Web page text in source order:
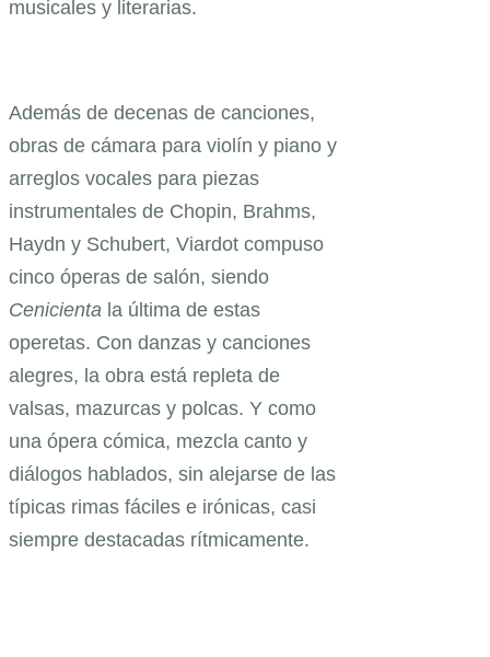
musicales y literarias.
Además de decenas de canciones,
obras de cámara para violín y piano y
arreglos vocales para piezas
instrumentales de Chopin, Brahms,
Haydn y Schubert, Viardot compuso
cinco óperas de salón, siendo
Cenicienta la última de estas
operetas. Con danzas y canciones
alegres, la obra está repleta de
valsas, mazurcas y polcas. Y como
una ópera cómica, mezcla canto y
diálogos hablados, sin alejarse de las
típicas rimas fáciles e irónicas, casi
siempre destacadas rítmicamente.